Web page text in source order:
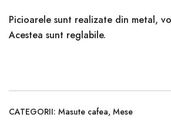
Picioarele sunt realizate din metal,
Acestea sunt reglabile.
CATEGORII: Masute cafea, Mese